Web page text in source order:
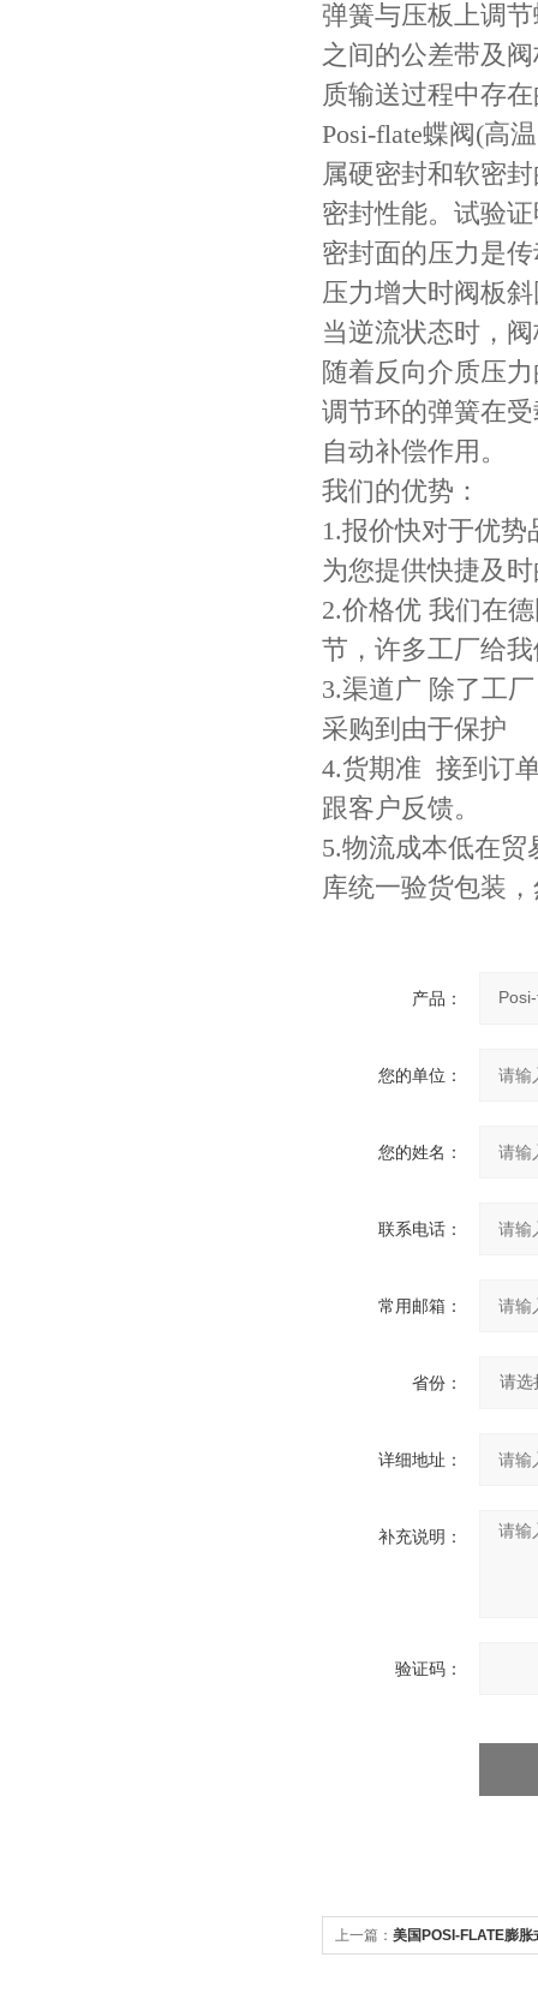
弹簧与压板上调
之间的公差带及
质输送过程中存
Posi-flate蝶阀(高
属硬密封和软密
密封性能。试验
密封面的压力是
压力增大时阀板
当逆流状态时，
随着反向介质压
调节环的弹簧在
自动补偿作用。
我们的优势：
1.报价快对于优
为您提供快捷及
2.价格优 我们在
节，许多工厂给
3.渠道广 除了工
采购到由于保护
4.货期准 接到订
跟客户反馈。
5.物流成本低在
库统一验货包装
产品：
您的单位：
您的姓名：
联系电话：
常用邮箱：
省份：
详细地址：
补充说明：
验证码：
上一篇： 美国POSI-FLATE膨胀